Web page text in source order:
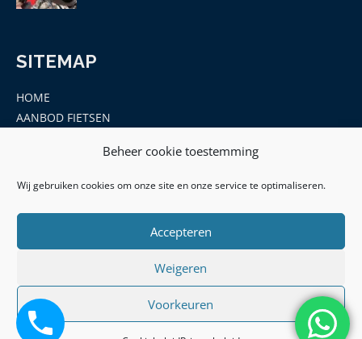
Beheer cookie toestemming
Wij gebruiken cookies om onze site en onze service te optimaliseren.
Accepteren
Weigeren
Voorkeuren
SITEMAP
HOME
AANBOD FIETSEN
ONDERDELEN EN ACCESSOIRES
CONTACT
© 2026 | Hof Leek - KVK: 77091612 -BTW ID:
NL003145275B11|
Privacy Policy|